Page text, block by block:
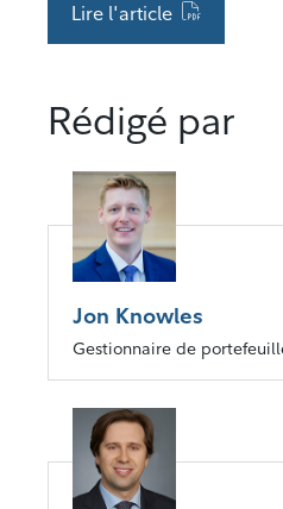
Lire l'article
Rédigé par
Jon Knowles
Gestionnaire de